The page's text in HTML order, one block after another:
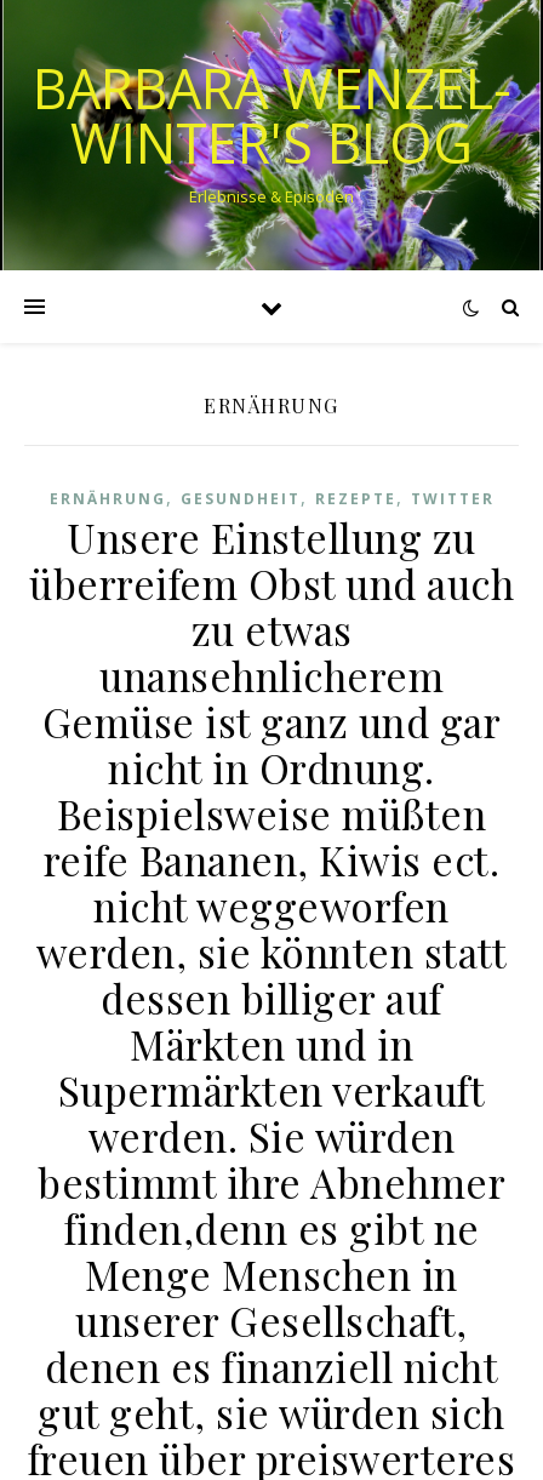
BARBARA WENZEL-
WINTER'S BLOG
Erlebnisse & Episoden
ERNÄHRUNG
ERNÄHRUNG , GESUNDHEIT , REZEPTE , TWITTER
Unsere Einstellung zu
überreifem Obst und auch
zu etwas
unansehnlicherem
Gemüse ist ganz und gar
nicht in Ordnung.
Beispielsweise müßten
reife Bananen, Kiwis ect.
nicht weggeworfen
werden, sie könnten statt
dessen billiger auf
Märkten und in
Supermärkten verkauft
werden. Sie würden
bestimmt ihre Abnehmer
finden,denn es gibt ne
Menge Menschen in
unserer Gesellschaft,
denen es finanziell nicht
gut geht, sie würden sich
freuen über preiswerteres